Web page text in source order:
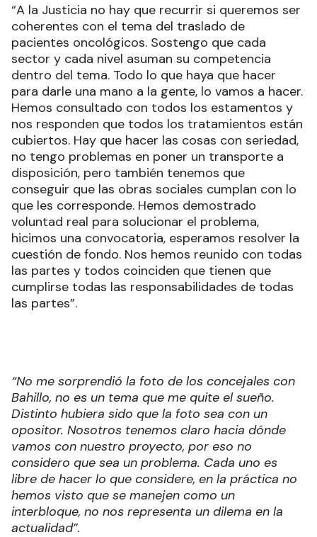
“A la Justicia no hay que recurrir si queremos ser
coherentes con el tema del traslado de
pacientes oncológicos. Sostengo que cada
sector y cada nivel asuman su competencia
dentro del tema. Todo lo que haya que hacer
para darle una mano a la gente, lo vamos a hacer.
Hemos consultado con todos los estamentos y
nos responden que todos los tratamientos están
cubiertos. Hay que hacer las cosas con seriedad,
no tengo problemas en poner un transporte a
disposición, pero también tenemos que
conseguir que las obras sociales cumplan con lo
que les corresponde. Hemos demostrado
voluntad real para solucionar el problema,
hicimos una convocatoria, esperamos resolver la
cuestión de fondo. Nos hemos reunido con todas
las partes y todos coinciden que tienen que
cumplirse todas las responsabilidades de todas
las partes”.
“No me sorprendió la foto de los concejales con
Bahillo, no es un tema que me quite el sueño.
Distinto hubiera sido que la foto sea con un
opositor. Nosotros tenemos claro hacia dónde
vamos con nuestro proyecto, por eso no
considero que sea un problema. Cada uno es
libre de hacer lo que considere, en la práctica no
hemos visto que se manejen como un
interbloque, no nos representa un dilema en la
actualidad”.